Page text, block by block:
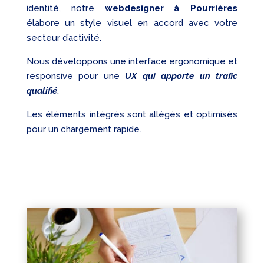
identité, notre webdesigner à Pourrières
élabore un style visuel en accord avec votre
secteur d’activité.
Nous développons une interface ergonomique et
responsive pour une UX qui apporte un trafic
qualifié.
Les éléments intégrés sont allégés et optimisés
pour un chargement rapide.